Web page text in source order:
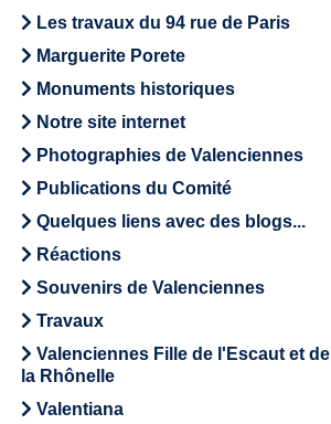
Les travaux du 94 rue de Paris
Marguerite Porete
Monuments historiques
Notre site internet
Photographies de Valenciennes
Publications du Comité
Quelques liens avec des blogs...
Réactions
Souvenirs de Valenciennes
Travaux
Valenciennes Fille de l'Escaut et de
la Rhônelle
Valentiana